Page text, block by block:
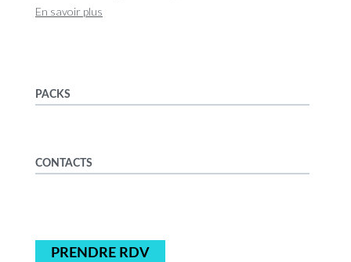
En savoir plus
PACKS
CONTACTS
PRENDRE RDV